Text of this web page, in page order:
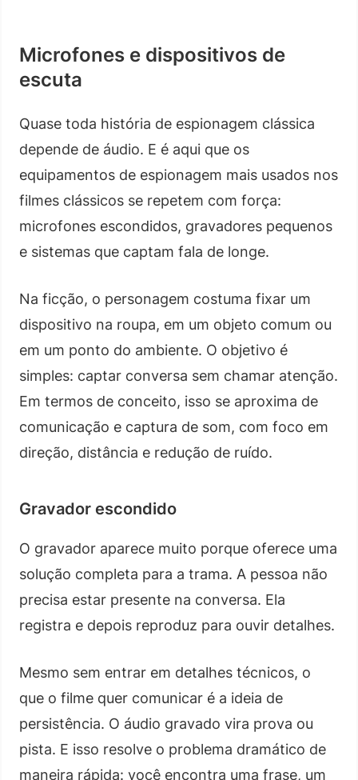
Microfones e dispositivos de
escuta
Quase toda história de espionagem clássica
depende de áudio. E é aqui que os
equipamentos de espionagem mais usados nos
filmes clássicos se repetem com força:
microfones escondidos, gravadores pequenos
e sistemas que captam fala de longe.
Na ficção, o personagem costuma fixar um
dispositivo na roupa, em um objeto comum ou
em um ponto do ambiente. O objetivo é
simples: captar conversa sem chamar atenção.
Em termos de conceito, isso se aproxima de
comunicação e captura de som, com foco em
direção, distância e redução de ruído.
Gravador escondido
O gravador aparece muito porque oferece uma
solução completa para a trama. A pessoa não
precisa estar presente na conversa. Ela
registra e depois reproduz para ouvir detalhes.
Mesmo sem entrar em detalhes técnicos, o
que o filme quer comunicar é a ideia de
persistência. O áudio gravado vira prova ou
pista. E isso resolve o problema dramático de
maneira rápida: você encontra uma frase, um